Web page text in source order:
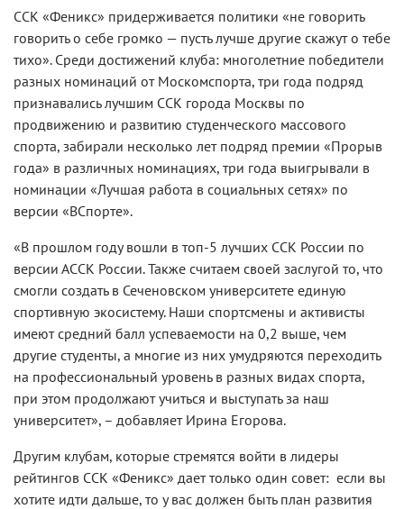
ССК «Феникс» придерживается политики «не говорить
говорить о себе громко — пусть лучше другие скажут о тебе
тихо». Среди достижений клуба: многолетние победители
разных номинаций от Москомспорта, три года подряд
признавались лучшим ССК города Москвы по
продвижению и развитию студенческого массового
спорта, забирали несколько лет подряд премии «Прорыв
года» в различных номинациях, три года выигрывали в
номинации «Лучшая работа в социальных сетях» по
версии «ВСпорте».
«В прошлом году вошли в топ-5 лучших ССК России по
версии АССК России. Также считаем своей заслугой то, что
смогли создать в Сеченовском университете единую
спортивную экосистему. Наши спортсмены и активисты
имеют средний балл успеваемости на 0,2 выше, чем
другие студенты, а многие из них умудряются переходить
на профессиональный уровень в разных видах спорта,
при этом продолжают учиться и выступать за наш
университет», – добавляет Ирина Егорова.
Другим клубам, которые стремятся войти в лидеры
рейтингов ССК «Феникс» дает только один совет: если вы
хотите идти дальше, то у вас должен быть план развития